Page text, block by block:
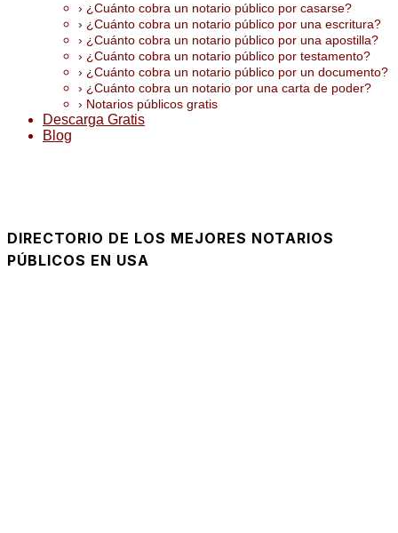
› ¿Cuánto cobra un notario público por casarse?
› ¿Cuánto cobra un notario público por una escritura?
› ¿Cuánto cobra un notario público por una apostilla?
› ¿Cuánto cobra un notario público por testamento?
› ¿Cuánto cobra un notario público por un documento?
› ¿Cuánto cobra un notario por una carta de poder?
› Notarios públicos gratis
Descarga Gratis
Blog
DIRECTORIO DE LOS MEJORES NOTARIOS
PÚBLICOS EN USA